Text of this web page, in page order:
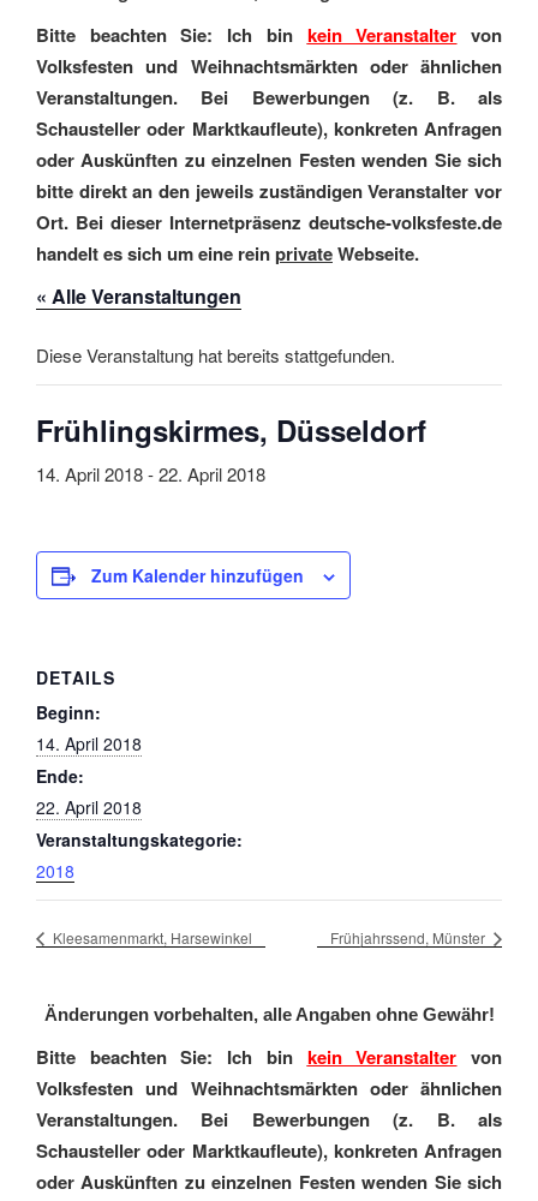
Bitte beachten Sie: Ich bin kein Veranstalter von
Volksfesten und Weihnachtsmärkten oder ähnlichen
Veranstaltungen. Bei Bewerbungen (z. B. als
Schausteller oder Marktkaufleute), konkreten Anfragen
oder Auskünften zu einzelnen Festen wenden Sie sich
bitte direkt an den jeweils zuständigen Veranstalter vor
Ort. Bei dieser Internetpräsenz deutsche-volksfeste.de
handelt es sich um eine reinprivateWebseite.
« Alle Veranstaltungen
Diese Veranstaltung hat bereits stattgefunden.
Frühlingskirmes, Düsseldorf
14. April 2018-22. April 2018
Zum Kalender hinzufügen
DETAILS
Beginn:
14. April 2018
Ende:
22. April 2018
Veranstaltungskategorie:
2018
Kleesamenmarkt, Harsewinkel Frühjahrssend, Münster
Änderungen vorbehalten, alle Angaben ohne Gewähr!
Bitte beachten Sie: Ich bin kein Veranstalter von
Volksfesten und Weihnachtsmärkten oder ähnlichen
Veranstaltungen. Bei Bewerbungen (z. B. als
Schausteller oder Marktkaufleute), konkreten Anfragen
oder Auskünften zu einzelnen Festen wenden Sie sich